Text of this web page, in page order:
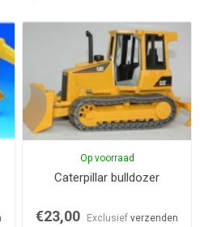
Op voorraad
Caterpillar bulldozer
€23,00 Exclusiefverzenden